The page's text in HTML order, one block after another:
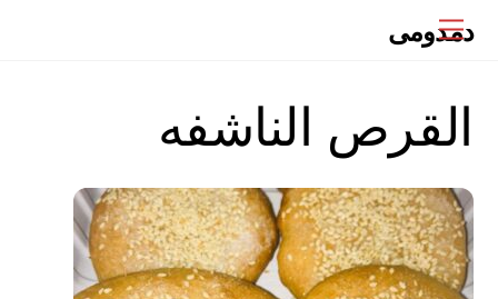
Menu
دمدومى
القرص الناشفه